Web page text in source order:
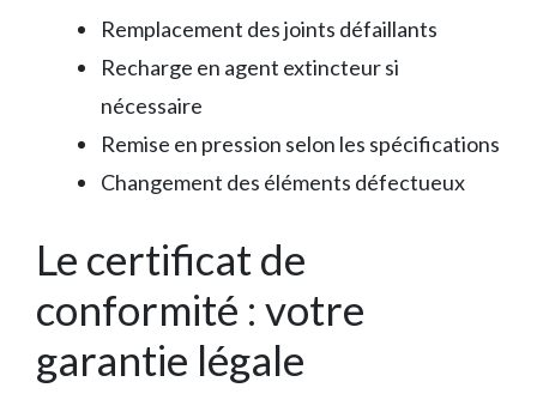
Remplacement des joints défaillants
Recharge en agent extincteur si
nécessaire
Remise en pression selon les spécifications
Changement des éléments défectueux
Le certificat de
conformité : votre
garantie légale